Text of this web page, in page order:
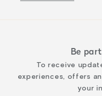
Be
To receive
experiences, offers
your